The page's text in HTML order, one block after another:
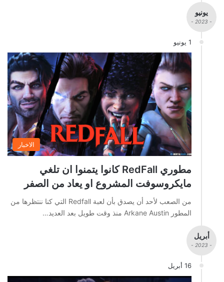
يونيو
- 2023 -
1 يونيو
الاخبار
مطوري RedFall كانوا يتمنوا ان تلغي
مايكروسوفت المشروع او يعاد من الصفر
من الصعب لأحد أن يصدق بأن لعبة Redfall التي كنا ننتظرها من
المطور Arkane Austin منذ وقت طويل بعد العديد…
أبريل
- 2023 -
16 أبريل